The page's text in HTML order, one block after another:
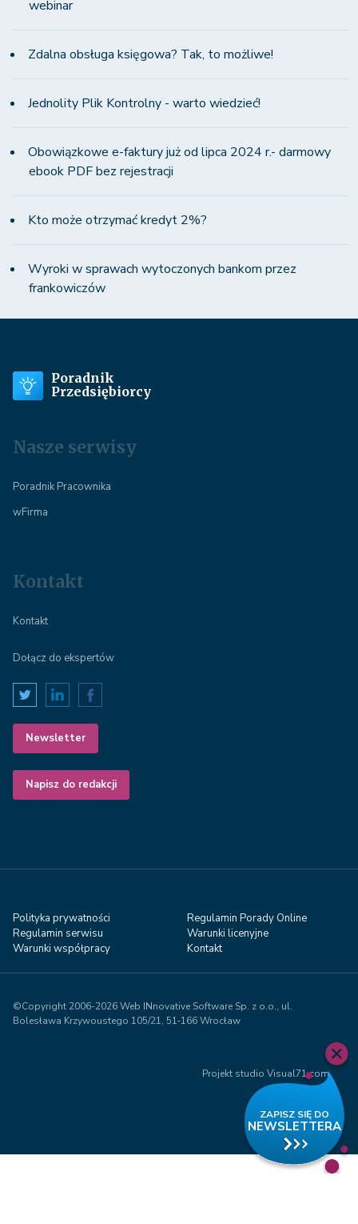
webinar
Zdalna obsługa księgowa? Tak, to możliwe!
Jednolity Plik Kontrolny - warto wiedzieć!
Obowiązkowe e-faktury już od lipca 2024 r.- darmowy
ebook PDF bez rejestracji
Kto może otrzymać kredyt 2%?
Wyroki w sprawach wytoczonych bankom przez
frankowiczów
Poradnik
Przedsiębiorcy
Nasze serwisy
Poradnik Pracownika
wFirma
Kontakt
Kontakt
Dołącz do ekspertów
Newsletter
Napisz do redakcji
Polityka prywatności
Regulamin Porady Online
Regulamin serwisu
Warunki licenyjne
Warunki współpracy
Kontakt
©Copyright 2006-2026 Web INnovative Software Sp. z o.o., ul.
Bolesława Krzywoustego 105/21, 51‑166 Wrocław
Projekt studio Visual71.com